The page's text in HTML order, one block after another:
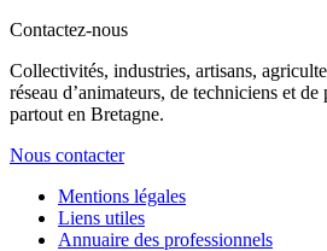
Contactez-nous
Collectivités, industries, artisans,
réseau d’animateurs, de techniciens et
partout en Bretagne.
Nous contacter
Mentions légales
Liens utiles
Annuaire des professionnels